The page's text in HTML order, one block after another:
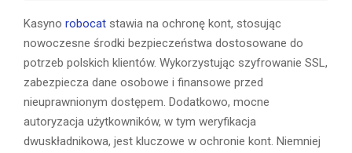
Kasyno robocat stawia na ochronę kont, stosując
nowoczesne środki bezpieczeństwa dostosowane do
potrzeb polskich klientów. Wykorzystując szyfrowanie SSL,
zabezpiecza dane osobowe i finansowe przed
nieuprawnionym dostępem. Dodatkowo, mocne
autoryzacja użytkowników, w tym weryfikacja
dwuskładnikowa, jest kluczowe w ochronie kont. Niemniej